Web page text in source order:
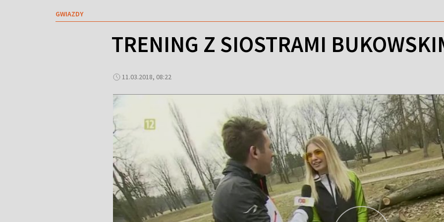
GWIAZDY
TRENING Z SIOSTRAMI
11.03.2018, 08:22